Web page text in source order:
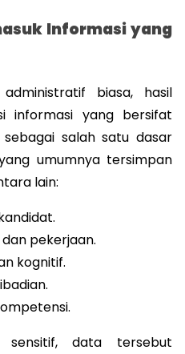
Informasi yang
biasa, hasil
informasi yang bersifat
salah satu dasar
umumnya tersimpan
lain:
pekerjaan.
kognitif.
sensitif, data tersebut